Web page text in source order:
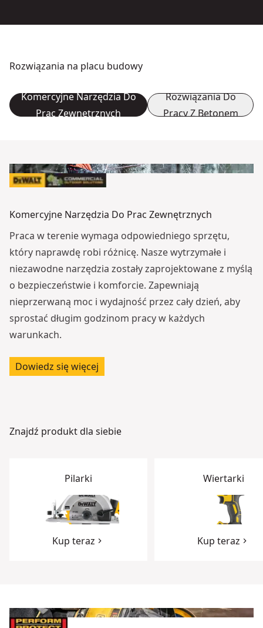
Rozwiązania na placu budowy
Komercyjne Narzędzia Do
Prac Zewnętrznych
Rozwiązania Do
Pracy Z Betonem
Komercyjne Narzędzia Do Prac Zewnętrznych
Praca w terenie wymaga odpowiedniego sprzętu,
który naprawdę robi różnicę. Nasze wytrzymałe i
niezawodne narzędzia zostały zaprojektowane z myślą
o bezpieczeństwie i komforcie. Zapewniają
nieprzerwaną moc i wydajność przez cały dzień, aby
sprostać długim godzinom pracy w każdych
warunkach.
Dowiedz się więcej
Znajdź produkt dla siebie
Pilarki
Kup teraz
Wiertarki
Kup teraz